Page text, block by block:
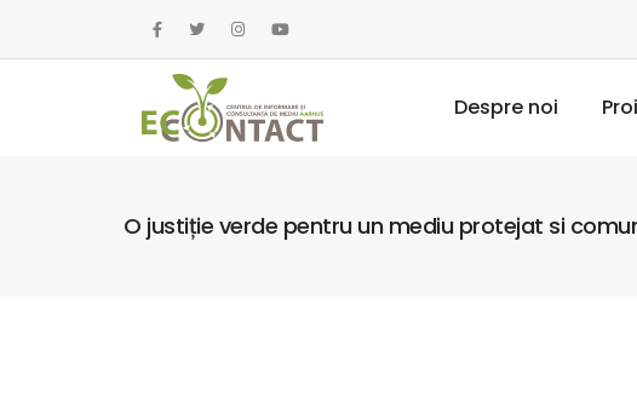
Despre noi
O justiție verde pentru un mediu protejat si